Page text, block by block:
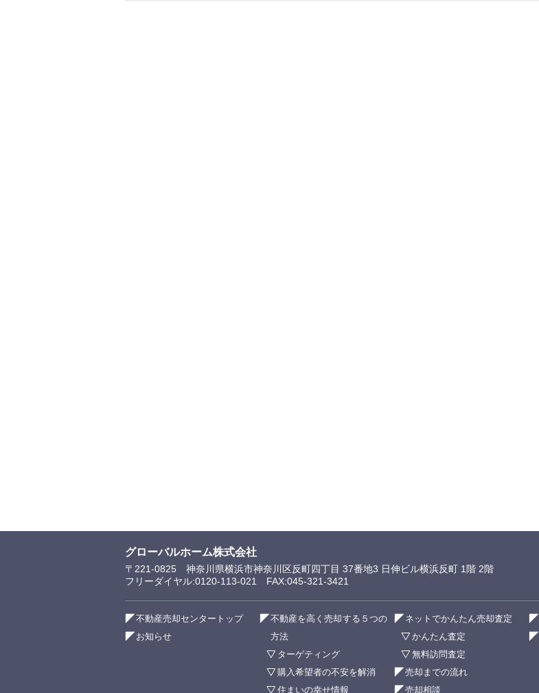
グローバルホーム株式会社
〒221-0825 神奈川県横浜市神奈川区反町四丁目 37番地3 日伸ビル横浜反町 1階 2階
フリーダイヤル:0120-113-021 FAX:045-321-3421
不動産売却センタートップ
お知らせ
不動産を高く売却する５つの
方法
ターゲティング
購入希望者の不安を解消
住まいの幸せ情報
ネットでかんたん売却査定
かんたん査定
無料訪問査定
売却までの流れ
売却相談